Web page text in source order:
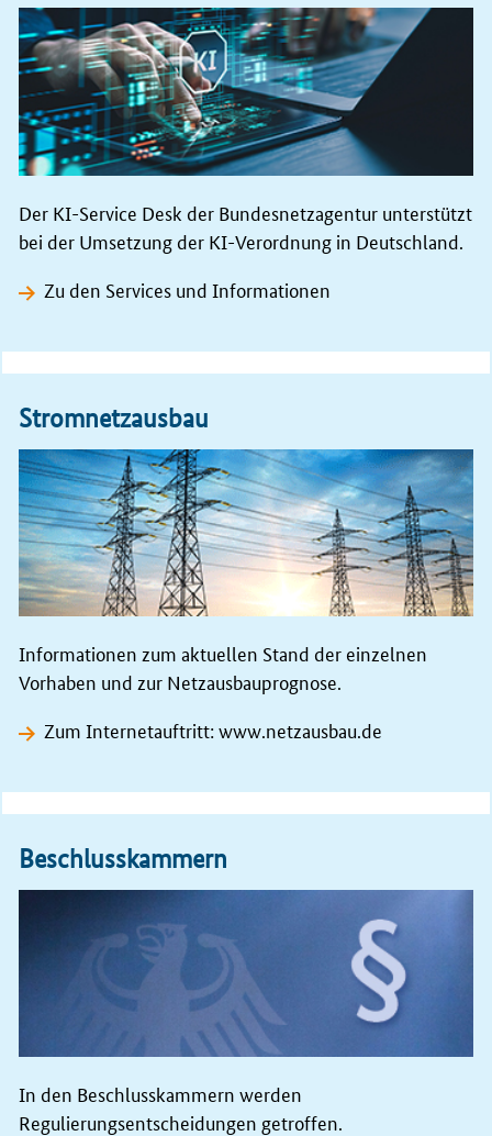
Der KI-Service Desk der Bundesnetzagentur unterstützt
bei der Umsetzung der KI-Verordnung in Deutschland.
Zu den Services und Informationen
Stromnetzausbau
Informationen zum aktuellen Stand der einzelnen
Vorhaben und zur Netzausbauprognose.
Zum Internetauftritt: www.netzausbau.de
Beschlusskammern
In den Beschlusskammern werden
Regulierungsentscheidungen getroffen.